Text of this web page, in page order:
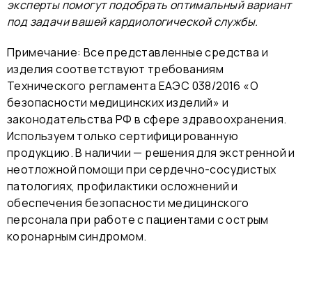
эксперты помогут подобрать оптимальный вариант
под задачи вашей кардиологической службы.
Примечание: Все представленные средства и
изделия соответствуют требованиям
Технического регламента ЕАЭС 038/2016 «О
безопасности медицинских изделий» и
законодательства РФ в сфере здравоохранения.
Используем только сертифицированную
продукцию. В наличии — решения для экстренной и
неотложной помощи при сердечно-сосудистых
патологиях, профилактики осложнений и
обеспечения безопасности медицинского
персонала при работе с пациентами с острым
коронарным синдромом.